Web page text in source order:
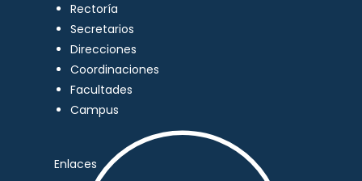
Rectoría
Secretarios
Direcciones
Coordinaciones
Facultades
Campus
Enlaces